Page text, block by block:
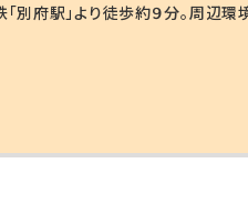
別府駅」より徒歩約９分。周辺環